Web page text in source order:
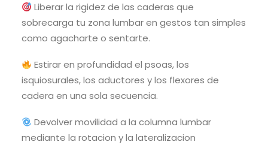
Liberar la rigidez de las caderas que
sobrecarga tu zona lumbar en gestos tan simples
como agacharte o sentarte.
Estirar en profundidad el psoas, los
isquiosurales, los aductores y los flexores de
cadera en una sola secuencia.
Devolver movilidad a la columna lumbar
mediante la rotacion y la lateralizacion